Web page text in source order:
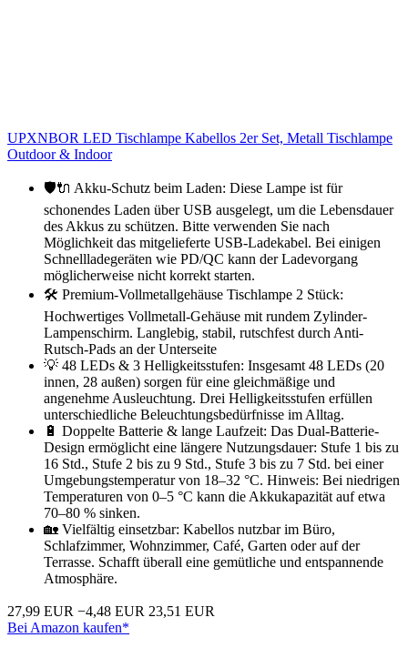
UPXNBOR LED Tischlampe Kabellos 2er Set, Metall Tischlampe
Outdoor & Indoor
🛡️🔌 Akku-Schutz beim Laden: Diese Lampe ist für
schonendes Laden über USB ausgelegt, um die Lebensdauer
des Akkus zu schützen. Bitte verwenden Sie nach
Möglichkeit das mitgelieferte USB-Ladekabel. Bei einigen
Schnellladegeräten wie PD/QC kann der Ladevorgang
möglicherweise nicht korrekt starten.
🛠 Premium-Vollmetallgehäuse Tischlampe 2 Stück:
Hochwertiges Vollmetall-Gehäuse mit rundem Zylinder-
Lampenschirm. Langlebig, stabil, rutschfest durch Anti-
Rutsch-Pads an der Unterseite
💡 48 LEDs & 3 Helligkeitsstufen: Insgesamt 48 LEDs (20
innen, 28 außen) sorgen für eine gleichmäßige und
angenehme Ausleuchtung. Drei Helligkeitsstufen erfüllen
unterschiedliche Beleuchtungsbedürfnisse im Alltag.
🔋 Doppelte Batterie & lange Laufzeit: Das Dual-Batterie-
Design ermöglicht eine längere Nutzungsdauer: Stufe 1 bis zu
16 Std., Stufe 2 bis zu 9 Std., Stufe 3 bis zu 7 Std. bei einer
Umgebungstemperatur von 18–32 °C. Hinweis: Bei niedrigen
Temperaturen von 0–5 °C kann die Akkukapazität auf etwa
70–80 % sinken.
🏡 Vielfältig einsetzbar: Kabellos nutzbar im Büro,
Schlafzimmer, Wohnzimmer, Café, Garten oder auf der
Terrasse. Schafft überall eine gemütliche und entspannende
Atmosphäre.
27,99 EUR −4,48 EUR 23,51 EUR
Bei Amazon kaufen*